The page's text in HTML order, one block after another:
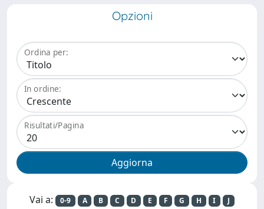
Opzioni
Ordina per:
In ordine:
Risultati/Pagina
Vai a: 0-9 A B C D E F G H I
J